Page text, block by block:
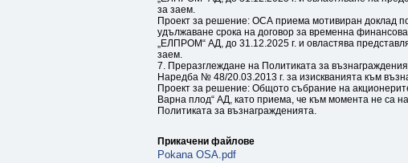
за заем.
Проект за решение: ОСА приема мотивиран доклад
удължаване срока на договор за временна
„ЕЛПРОМ“ АД, до 31.12.2025 г. и овластява
заем.
7. Преразглеждане на Политиката за
Наредба № 48/20.03.2013 г. за изискванията към
Проект за решение: Общото събрание на
Варна плод“ АД, като приема, че към момента не са
Политиката за възнагражденията.
Прикачени файлове
Pokana OSA.pdf